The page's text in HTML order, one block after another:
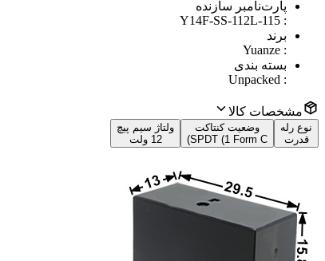
پارت‌نامبر سازنده
:
Y14F-SS-112L-115
برند
:
Yuanze
بسته بندی
:
Unpacked
مشخصات کالا
نوع رله
قدرت
وضعیت کنتاکت
SPDT (1 Form C)
ولتاژ سیم پیچ
12 ولت